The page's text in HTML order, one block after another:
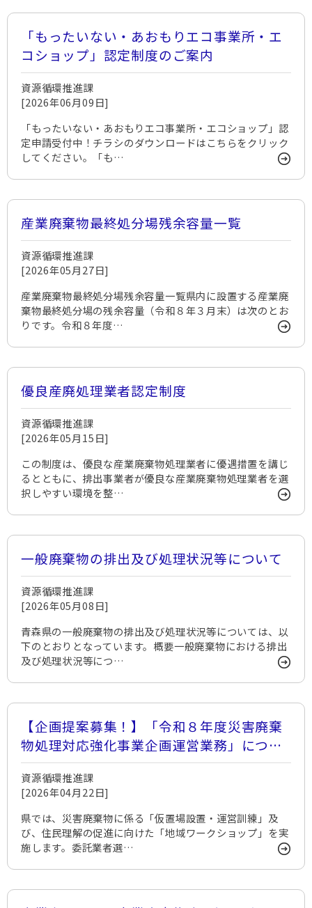
「もったいない・あおもりエコ事業所・エ
コショップ」認定制度のご案内
資源循環推進課
[2026年06月09日]
「もったいない・あおもりエコ事業所・エコショップ」認
定申請受付中！チラシのダウンロードはこちらをクリック
してください。「も…
産業廃棄物最終処分場残余容量一覧
資源循環推進課
[2026年05月27日]
産業廃棄物最終処分場残余容量一覧県内に設置する産業廃
棄物最終処分場の残余容量（令和８年３月末）は次のとお
りです。令和８年度…
優良産廃処理業者認定制度
資源循環推進課
[2026年05月15日]
この制度は、優良な産業廃棄物処理業者に優遇措置を講じ
るとともに、排出事業者が優良な産業廃棄物処理業者を選
択しやすい環境を整…
一般廃棄物の排出及び処理状況等について
資源循環推進課
[2026年05月08日]
青森県の一般廃棄物の排出及び処理状況等については、以
下のとおりとなっています。概要一般廃棄物における排出
及び処理状況等につ…
【企画提案募集！】「令和８年度災害廃棄
物処理対応強化事業企画運営業務」につい
て、公募型プロポーザル（企画提案競技）
により委託業者を募集します。
資源循環推進課
[2026年04月22日]
県では、災害廃棄物に係る「仮置場設置・運営訓練」及
び、住民理解の促進に向けた「地域ワークショップ」を実
施します。委託業者選…